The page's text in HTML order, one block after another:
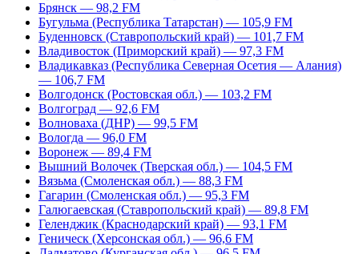
Брянск — 98,2 FM
Бугульма (Республика Татарстан) — 105,9 FM
Буденновск (Ставропольский край) — 101,7 FM
Владивосток (Приморский край) — 97,3 FM
Владикавказ (Республика Северная Осетия — Алания)
— 106,7 FM
Волгодонск (Ростовская обл.) — 103,2 FM
Волгоград — 92,6 FM
Волноваха (ДНР) — 99,5 FM
Вологда — 96,0 FM
Воронеж — 89,4 FM
Вышний Волочек (Тверская обл.) — 104,5 FM
Вязьма (Смоленская обл.) — 88,3 FM
Гагарин (Смоленская обл.) — 95,3 FM
Галюгаевская (Ставропольский край) — 89,8 FM
Геленджик (Краснодарский край) — 93,1 FM
Геническ (Херсонская обл.) — 96,6 FM